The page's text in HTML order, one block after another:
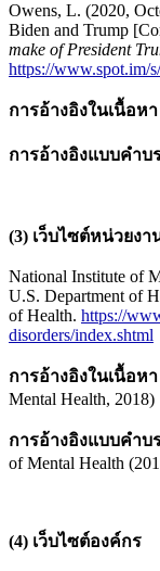
Owens, L. (2020,
Biden and Trump
make of President
https://www.spot.im/
การอ้างอิงในเนื้อหา
การอ้างอิงแบบคำบ
(3) เว็บไซต์หน่วยงา
National Institute of
U.S. Department of
of Health. https://
disorders/index.shtml
การอ้างอิงในเนื้อหา
Mental Health, 2018)
การอ้างอิงแบบคำบ
of Mental Health
(4) เว็บไซต์องค์กร